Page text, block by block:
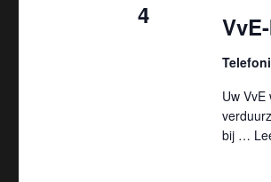
4
Uw
bij …